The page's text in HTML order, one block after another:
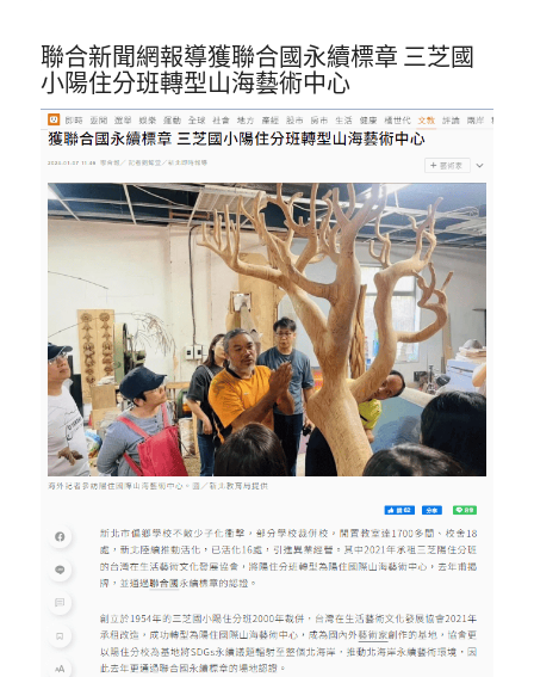
聯合新聞網報導獲聯合國永續標章 三芝國
小陽住分班轉型山海藝術中心